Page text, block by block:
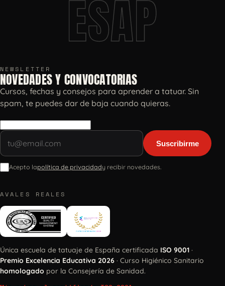
ESAP
NEWSLETTER
NOVEDADES Y CONVOCATORIAS
Cursos, fechas y consejos para aprender a tatuar. Sin
spam, te puedes dar de baja cuando quieras.
Suscribirme
Acepto lapolítica de privacidady recibir novedades.
AVALES REALES
Única escuela de tatuaje de España certificada ISO 9001 ·
Premio Excelencia Educativa 2026 · Curso Higiénico Sanitario
homologado por la Consejería de Sanidad.